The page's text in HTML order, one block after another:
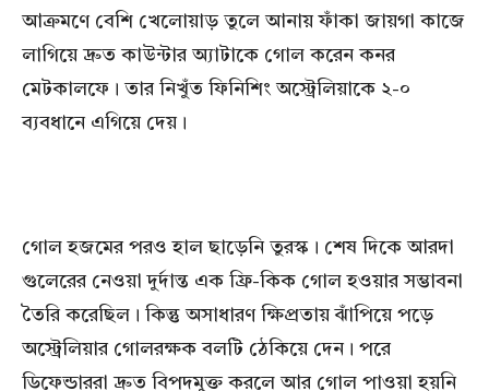
আক্রমণে বেশি খেলোয়াড় তুলে আনায় ফাঁকা জায়গা কাজে
লাগিয়ে দ্রুত কাউন্টার অ্যাটাকে গোল করেন কনর
মেটকালফে। তার নিখুঁত ফিনিশিং অস্ট্রেলিয়াকে ২-০
ব্যবধানে এগিয়ে দেয়।
গোল হজমের পরও হাল ছাড়েনি তুরস্ক। শেষ দিকে আরদা
গুলেরের নেওয়া দুর্দান্ত এক ফ্রি-কিক গোল হওয়ার সম্ভাবনা
তৈরি করেছিল। কিন্তু অসাধারণ ক্ষিপ্রতায় ঝাঁপিয়ে পড়ে
অস্ট্রেলিয়ার গোলরক্ষক বলটি ঠেকিয়ে দেন। পরে
ডিফেন্ডাররা দ্রুত বিপদমুক্ত করলে আর গোল পাওয়া হয়নি